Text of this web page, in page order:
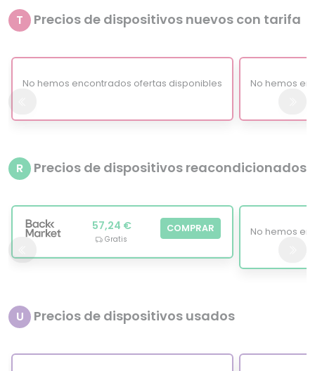
T Precios de dispositivos nuevos con tarifa
No hemos encontrados ofertas disponibles No hemos
R Precios de dispositivos reacondicionados
57,24 €
Gratis
COMPRAR No hemos
U Precios de dispositivos usados